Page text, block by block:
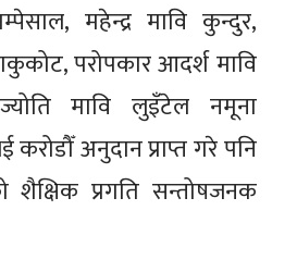
महेन्द्र मावि कुन्दुर,
परोपकार आदर्श मावि
मावि लुइँटेल नमूना
करोडौँ अनुदान प्राप्त गरे पनि
शैक्षिक प्रगति सन्तोषजनक